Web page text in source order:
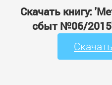
Скачать книгу:
сбыт №06/